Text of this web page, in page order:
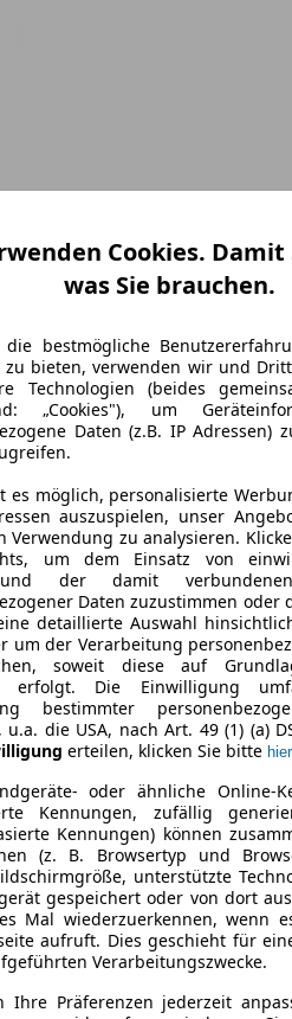
Cookies.
was Sie brauchen.
bestmögliche
zu bieten, verwenden wir und
Technologien (beides
„Cookies"), um
Daten (z.B. IP Adressen)
es möglich, personalisierte
auszuspielen, unser
Verwendung zu analysieren.
um dem Einsatz von
der damit
Daten zuzustimmen oder
detaillierte Auswahl
um der Verarbeitung
soweit diese auf
erfolgt. Die Einwilligung
bestimmter
die USA, nach Art. 49 (1) (a)
erteilen, klicken Sie bitte hier
oder ähnliche Online-
Kennungen, zufällig
Kennungen) können
(z. B. Browsertyp und
unterstützte
gespeichert oder von dort
Mal wiederzuerkennen, wenn
aufruft. Dies geschieht für
Verarbeitungszwecke.
Ihre Präferenzen jederzeit